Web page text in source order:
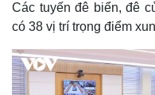
Kinh tế
Bất động sản
Khởi nghiệp
Các tuyến đê biển, đê
có 38 vị trí trọng điểm